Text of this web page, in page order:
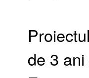
de 3